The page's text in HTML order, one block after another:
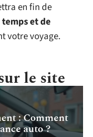
en fin de
et de
votre voyage.
le site
: Comment
auto ?